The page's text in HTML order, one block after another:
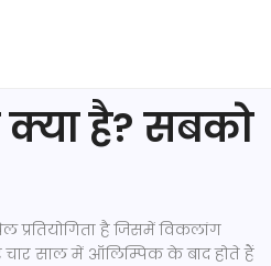
क्या है? सबको
प्रतियोगिता है जिसमें विकलांग
साल में ऑलिम्पिक के बाद होते हैं